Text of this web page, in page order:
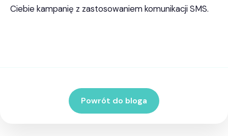
Ciebie kampanię z zastosowaniem komunikacji SMS.
Powrót do bloga